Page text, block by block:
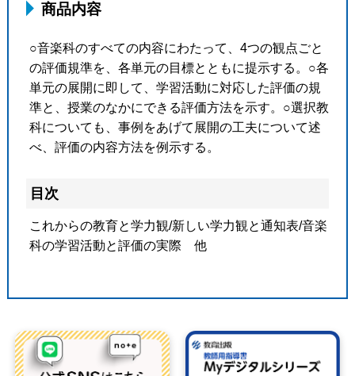
商品内容
○音楽科のすべての内容にわたって、4つの観点ごと
の評価規準を、各単元の目標とともに提示する。○各
単元の展開に即して、学習活動に対応した評価の規
準と、授業のなかにできる評価方法を示す。○選択教
科についても、事例をあげて展開の工夫について述
べ、評価の内容方法を例示する。
目次
これからの教育と学力観/新しい学力観と通知表/音楽
科の学習活動と評価の実際 他